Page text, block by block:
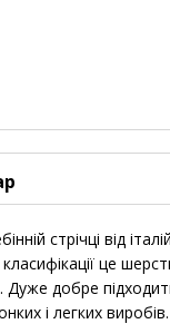
стрічці від
це
Дуже добре
і легких виробів.